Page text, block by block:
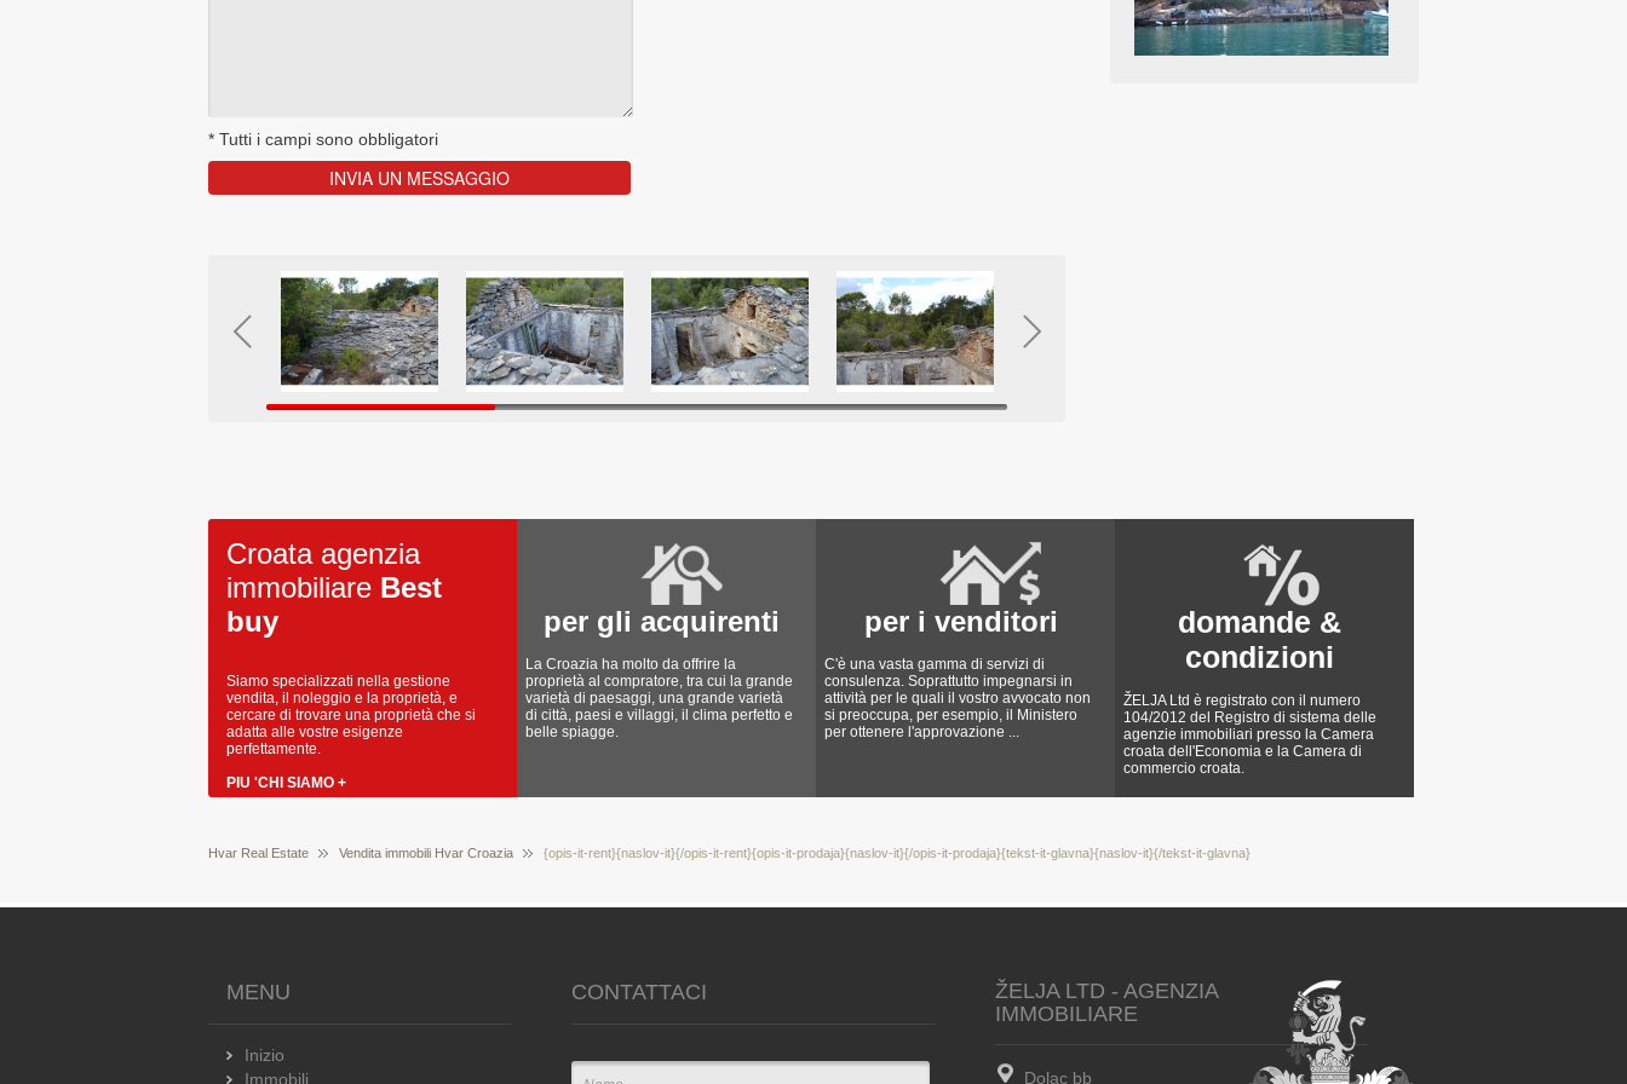
* Tutti i campi sono obbligatori
Croata agenzia
immobiliare Best
buy
Siamo specializzati nella gestione
vendita, il noleggio e la proprietà, e
cercare di trovare una proprietà che si
adatta alle vostre esigenze
perfettamente.
PIU 'CHI SIAMO +
per gli acquirenti
La Croazia ha molto da offrire la
proprietà al compratore, tra cui la grande
varietà di paesaggi, una grande varietà
di città, paesi e villaggi, il clima perfetto e
belle spiagge.
per i venditori
C'è una vasta gamma di servizi di
consulenza. Soprattutto impegnarsi in
attività per le quali il vostro avvocato non
si preoccupa, per esempio, il Ministero
per ottenere l'approvazione ...
domande &
condizioni
ŽELJA Ltd è registrato con il numero
104/2012 del Registro di sistema delle
agenzie immobiliari presso la Camera
croata dell'Economia e la Camera di
commercio croata.
Hvar Real Estate Vendita immobili Hvar Croazia {opis-it-rent}{naslov-it}{/opis-it-rent}{opis-it-prodaja}{naslov-it}{/opis-it-prodaja}{tekst-it-glavna}{naslov-it}{/tekst-it-glavna}
MENU
Inizio
Immobili
CONTATTACI
ŽELJA LTD - AGENZIA
IMMOBILIARE
Dolac bb